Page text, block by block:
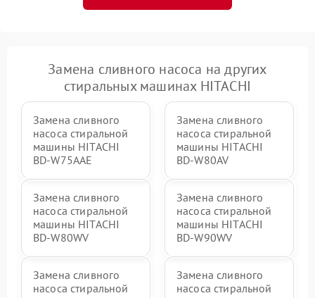
Замена сливного насоса на других
стиральных машинах HITACHI
Замена сливного
насоса стиральной
машины HITACHI
BD-W75AAE
Замена сливного
насоса стиральной
машины HITACHI
BD-W80AV
Замена сливного
насоса стиральной
машины HITACHI
BD-W80WV
Замена сливного
насоса стиральной
машины HITACHI
BD-W90WV
Замена сливного
насоса стиральной
Замена сливного
насоса стиральной